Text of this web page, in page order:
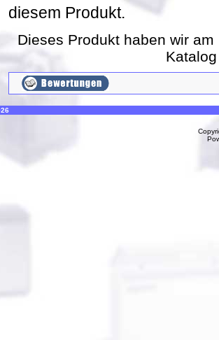
diesem Produkt.
Dieses Produkt haben wir